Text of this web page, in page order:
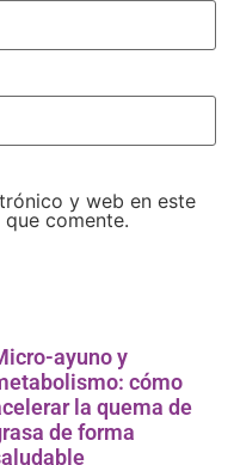
y web en este
comente.
ayuno y
cómo
la quema de
de forma